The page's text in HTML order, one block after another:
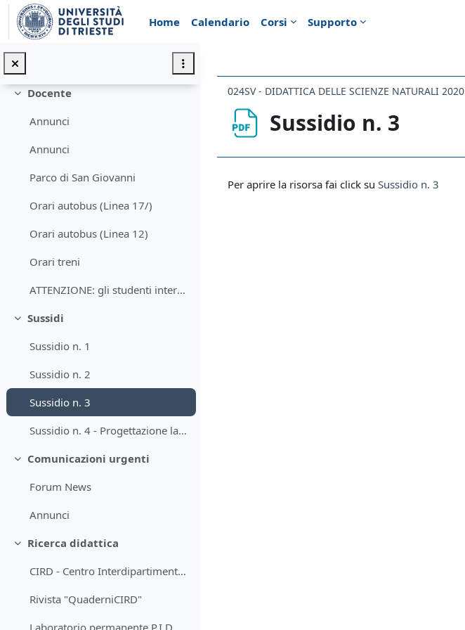
Vai al contenuto principale
Home
Calendario Corsi Supporto
Minimizza
Docente
Annunci
Annunci
Parco di San Giovanni
Orari autobus (Linea 17/)
Orari autobus (Linea 12)
Orari treni
ATTENZIONE: gli studenti interessati a frequentare...
Minimizza
Sussidi
Sussidio n. 1
Sussidio n. 2
Sussidio n. 3
Sussidio n. 4 - Progettazione laboratoriale
Minimizza
Comunicazioni urgenti
Forum News
Annunci
Minimizza
Ricerca didattica
CIRD - Centro Interdipartimentale per la Ricerca Didattica
Rivista "QuaderniCIRD"
024SV - DIDATTICA DELLE SCIENZE NATURALI 2020
Sussidio n. 3
Per aprire la risorsa fai click su Sussidio n. 3